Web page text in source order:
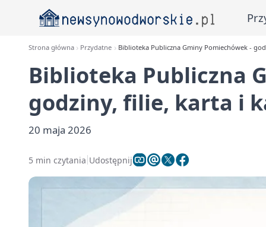
Strona główna Przydatne Biblioteka Publiczna Gminy Pomiechówek -
Biblioteka Publiczna
godziny, filie, karta i
20 maja 2026
5 min czytania Udostępnij